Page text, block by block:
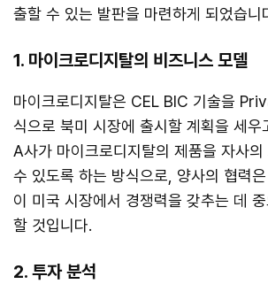
출할 수 있는 발판을 마련하게 되었습니
1. 마이크로디지탈의 비즈니스 모델
마이크로디지탈은 CEL BIC 기술을
식으로 북미 시장에 출시할 계획을 세우
A사가 마이크로디지탈의 제품을 자사
수 있도록 하는 방식으로, 양사의 협력
이 미국 시장에서 경쟁력을 갖추는 데
할 것입니다.
2. 투자 분석